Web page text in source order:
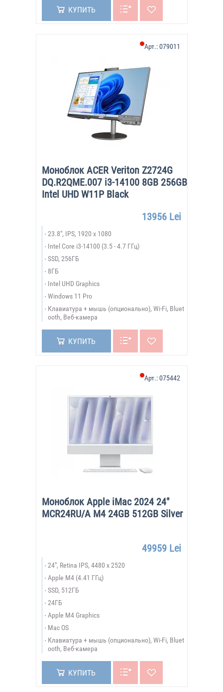
КУПИТЬ
Моноблок ACER Veriton Z2724G
DQ.R2QME.007 i3-14100 8GB 256GB
Intel UHD W11P Black
Арт.:079011
13956 Lei
23.8", IPS, 1920 x 1080
Intel Core i3-14100 (3.5 - 4.7 ГГц)
SSD, 256ГБ
8ГБ
Intel UHD Graphics
Windows 11 Pro
Клавиатура + мышь (опционально), Wi-Fi, Bluet
ooth, Веб-камера
КУПИТЬ
Моноблок Apple iMac 2024 24"
MCR24RU/A M4 24GB 512GB Silver
Арт.:075442
49959 Lei
24", Retina IPS, 4480 x 2520
Apple M4 (4.41 ГГц)
SSD, 512ГБ
24ГБ
Apple M4 Graphics
Mac OS
Клавиатура + мышь (опционально), Wi-Fi, Bluet
ooth, Веб-камера
КУПИТЬ